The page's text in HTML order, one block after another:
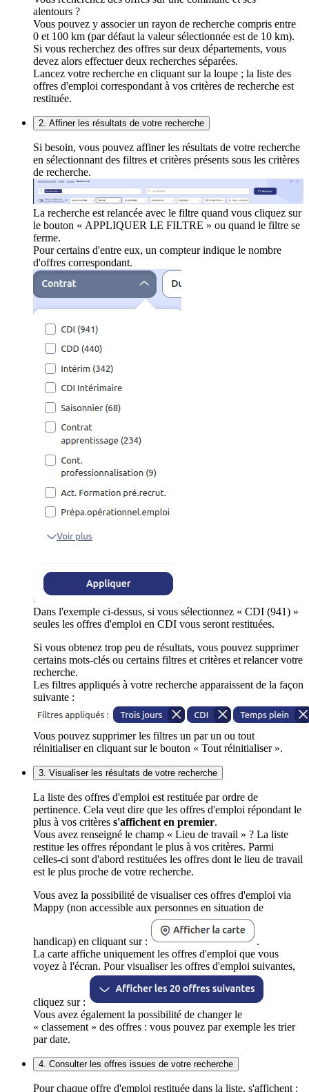
alentours ?
Vous pouvez y associer un rayon de recherche compris entre
0 et 100 km (par défaut la valeur sélectionnée est de 10 km).
Si vous recherchez des offres sur deux départements, vous
devez alors effectuer deux recherches séparées.
Lancez votre recherche en cliquant sur la loupe ; la liste des
offres d'emploi correspondant à vos critères de recherche est
restituée.
2. Affiner les résultats de votre recherche
Si besoin, vous pouvez affiner les résultats de votre recherche
en sélectionnant des filtres et critères présents sous les critères
de recherche.
La recherche est relancée avec le filtre quand vous cliquez sur
le bouton « APPLIQUER LE FILTRE » ou quand le filtre se
ferme.
Pour certains d'entre eux, un compteur indique le nombre
d'offres correspondant.
Dans l'exemple ci-dessus, si vous sélectionnez « CDI (941) »
seules les offres d'emploi en CDI vous seront restituées.
Si vous obtenez trop peu de résultats, vous pouvez supprimer
certains mots-clés ou certains filtres et critères et relancer votre
recherche.
Les filtres appliqués à votre recherche apparaissent de la façon
suivante :
Vous pouvez supprimer les filtres un par un ou tout
réinitialiser en cliquant sur le bouton « Tout réinitialiser ».
3. Visualiser les résultats de votre recherche
La liste des offres d'emploi est restituée par ordre de
pertinence. Cela veut dire que les offres d'emploi répondant le
plus à vos critères s'affichent en premier.
Vous avez renseigné le champ « Lieu de travail » ? La liste
restitue les offres répondant le plus à vos critères. Parmi
celles-ci sont d'abord restituées les offres dont le lieu de travail
est le plus proche de votre recherche.
Vous avez la possibilité de visualiser ces offres d'emploi via
Mappy (non accessible aux personnes en situation de
handicap) en cliquant sur :
.
La carte affiche uniquement les offres d'emploi que vous
voyez à l'écran. Pour visualiser les offres d'emploi suivantes,
cliquez sur :
Vous avez également la possibilité de changer le
« classement » des offres : vous pouvez par exemple les trier
par date.
4. Consulter les offres issues de votre recherche
Pour chaque offre d'emploi restituée dans la liste, s'affichent :